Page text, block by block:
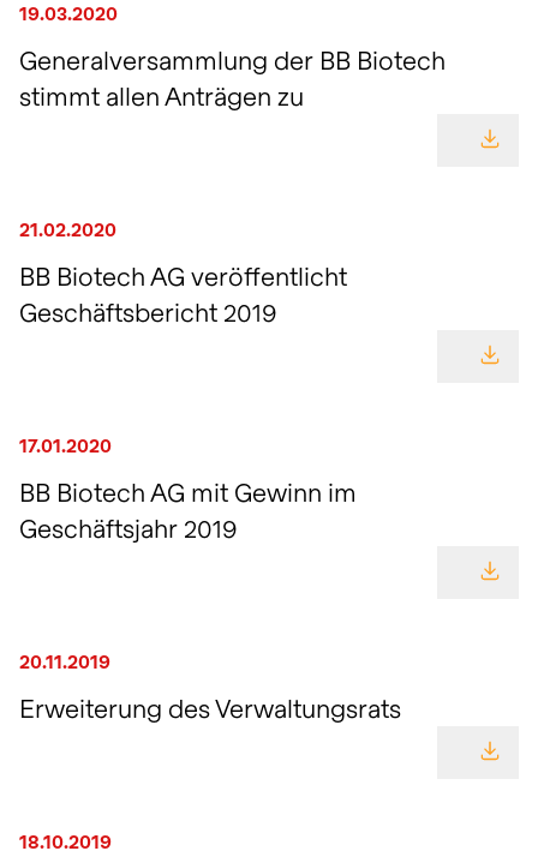
19.03.2020
Generalversammlung der BB Biotech
stimmt allen Anträgen zu
21.02.2020
BB Biotech AG veröffentlicht
Geschäftsbericht 2019
17.01.2020
BB Biotech AG mit Gewinn im
Geschäftsjahr 2019
20.11.2019
Erweiterung des Verwaltungsrats
18.10.2019